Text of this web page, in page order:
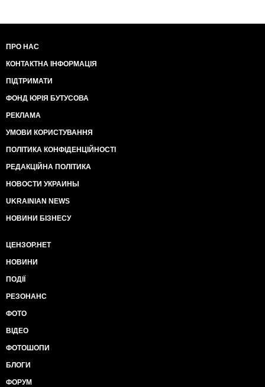
ПРО НАС
КОНТАКТНА ІНФОРМАЦІЯ
ПІДТРИМАТИ
ФОНД ЮРІЯ БУТУСОВА
РЕКЛАМА
УМОВИ КОРИСТУВАННЯ
ПОЛІТИКА КОНФІДЕНЦІЙНОСТІ
РЕДАКЦІЙНА ПОЛІТИКА
НОВОСТИ УКРАИНЫ
UKRAINIAN NEWS
НОВИНИ БІЗНЕСУ
ЦЕНЗОР.НЕТ
НОВИНИ
ПОДІЇ
РЕЗОНАНС
ФОТО
ВІДЕО
ФОТОШОПИ
БЛОГИ
ФОРУМ